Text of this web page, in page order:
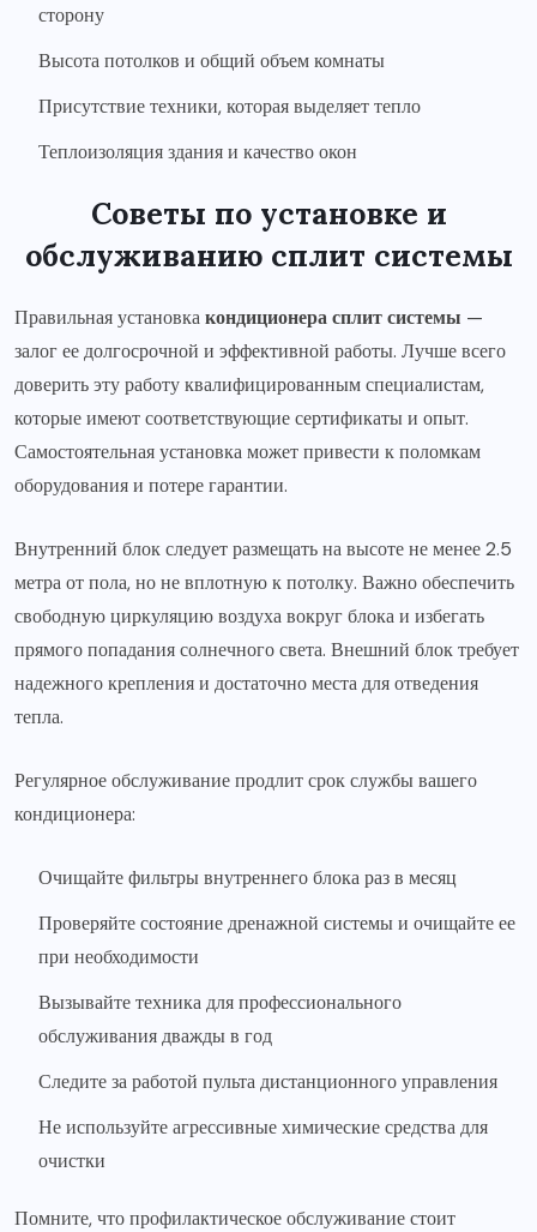
сторону
Высота потолков и общий объем комнаты
Присутствие техники, которая выделяет тепло
Теплоизоляция здания и качество окон
Советы по установке и
обслуживанию сплит системы
Правильная установкакондиционера сплит системы —
залог ее долгосрочной и эффективной работы. Лучше всего
доверить эту работу квалифицированным специалистам,
которые имеют соответствующие сертификаты и опыт.
Самостоятельная установка может привести к поломкам
оборудования и потере гарантии.
Внутренний блок следует размещать на высоте не менее 2.5
метра от пола, но не вплотную к потолку. Важно обеспечить
свободную циркуляцию воздуха вокруг блока и избегать
прямого попадания солнечного света. Внешний блок требует
надежного крепления и достаточно места для отведения
тепла.
Регулярное обслуживание продлит срок службы вашего
кондиционера:
Очищайте фильтры внутреннего блока раз в месяц
Проверяйте состояние дренажной системы и очищайте ее
при необходимости
Вызывайте техника для профессионального
обслуживания дважды в год
Следите за работой пульта дистанционного управления
Не используйте агрессивные химические средства для
очистки
Помните, что профилактическое обслуживание стоит